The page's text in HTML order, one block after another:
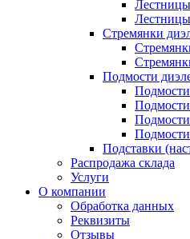
Стремянки
Подмости
Подставки
Распродажа склада
Услуги
О компании
Обработка данных
Реквизиты
Отзывы